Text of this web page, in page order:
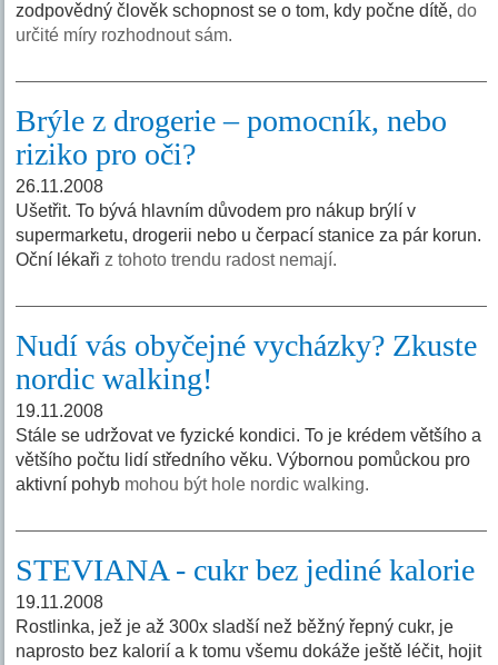
zodpovědný člověk schopnost se o tom, kdy počne dítě,do
určité míry rozhodnout sám.
Brýle z drogerie – pomocník, nebo
riziko pro oči?
26.11.2008
Ušetřit. To bývá hlavním důvodem pro nákup brýlí v
supermarketu, drogerii nebo u čerpací stanice za pár korun.
Oční lékaři z tohoto trendu radost nemají.
Nudí vás obyčejné vycházky? Zkuste
nordic walking!
19.11.2008
Stále se udržovat ve fyzické kondici. To je krédem většího a
většího počtu lidí středního věku. Výbornou pomůckou pro
aktivní pohyb mohou být hole nordic walking.
STEVIANA - cukr bez jediné kalorie
19.11.2008
Rostlinka, jež je až 300x sladší než běžný řepný cukr, je
naprosto bez kalorií a k tomu všemu dokáže ještě léčit, hojit